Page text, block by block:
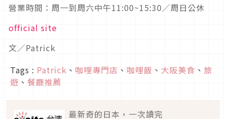
營業時間：周一到周六中午11:00~15:30／周日公休
official site
文／Patrick
Tags : Patrick 、 咖哩專門店 、 咖哩飯 、 大阪美食 、 旅
遊 、 餐廳推薦
最新奇的日本，一次讀完